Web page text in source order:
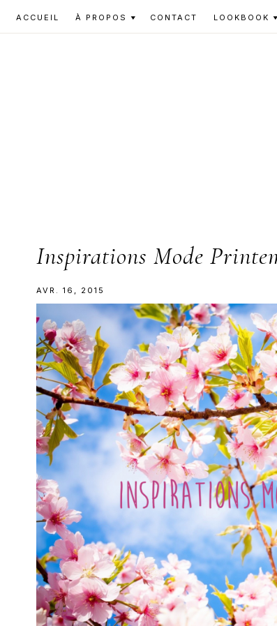
to
to
to
ACCUEIL À PROPOS CONTACT LOOKBOOK
Inspirations Mode
AVR. 16, 2015